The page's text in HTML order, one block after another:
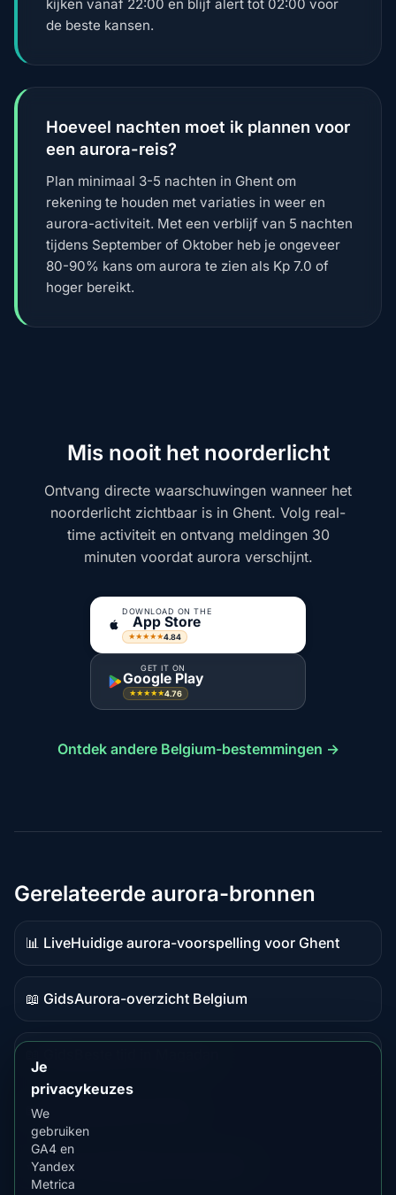
kijken vanaf 22:00 en blijf alert tot 02:00 voor
de beste kansen.
Hoeveel nachten moet ik plannen voor
een aurora-reis?
Plan minimaal 3-5 nachten in Ghent om
rekening te houden met variaties in weer en
aurora-activiteit. Met een verblijf van 5 nachten
tijdens September of Oktober heb je ongeveer
80-90% kans om aurora te zien als Kp 7.0 of
hoger bereikt.
Mis nooit het noorderlicht
Ontvang directe waarschuwingen wanneer het
noorderlicht zichtbaar is in Ghent. Volg real-
time activiteit en ontvang meldingen 30
minuten voordat aurora verschijnt.
DOWNLOAD ON THE
App Store
★★★★★4.84
GET IT ON
Google Play
★★★★★4.76
Ontdek andere Belgium-bestemmingen →
Gerelateerde aurora-bronnen
📊 Live
Live
data
Huidige aurora-voorspelling voor Ghent
📖 Gids
Gidsinhoud
Aurora-overzicht Belgium
Gidsinhoud
📖 Gids
Gidsinhoud
⭐ Premium
Premiumbestemming
Je
privacykeuzes
We
gebruiken
GA4 en
Yandex
Metrica